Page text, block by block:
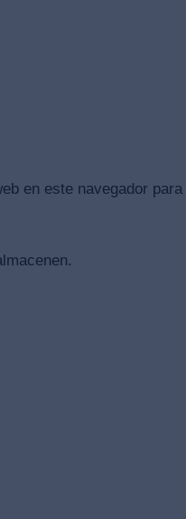
en este navegador